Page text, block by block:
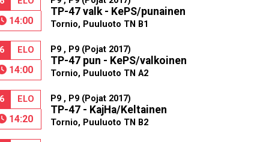
14:00
TP-47 valk - KePS/punainen
Tornio, Puuluoto TN B1
ELO
14:00
P9 , P9 (Pojat 2017)
TP-47 pun - KePS/valkoinen
Tornio, Puuluoto TN A2
ELO
14:20
P9 , P9 (Pojat 2017)
TP-47 - KajHa/Keltainen
Tornio, Puuluoto TN B2